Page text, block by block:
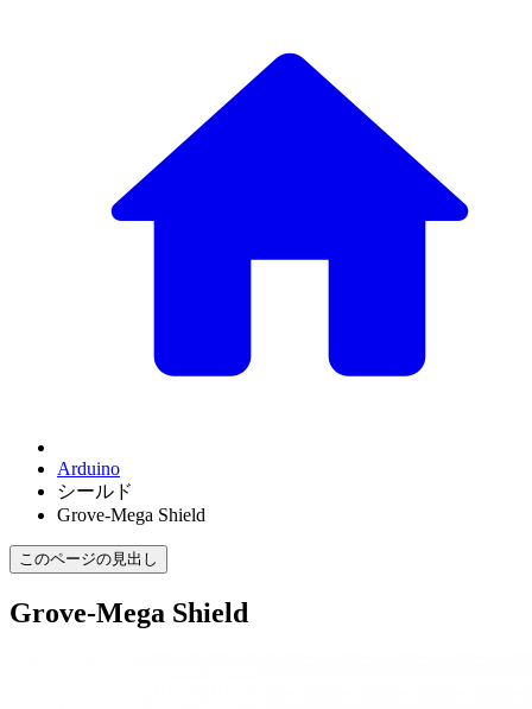
Arduino
シールド
Grove-Mega Shield
このページの見出し
Grove-Mega Shield